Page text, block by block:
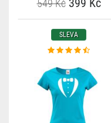
549 Kč399 Kč
SLEVA